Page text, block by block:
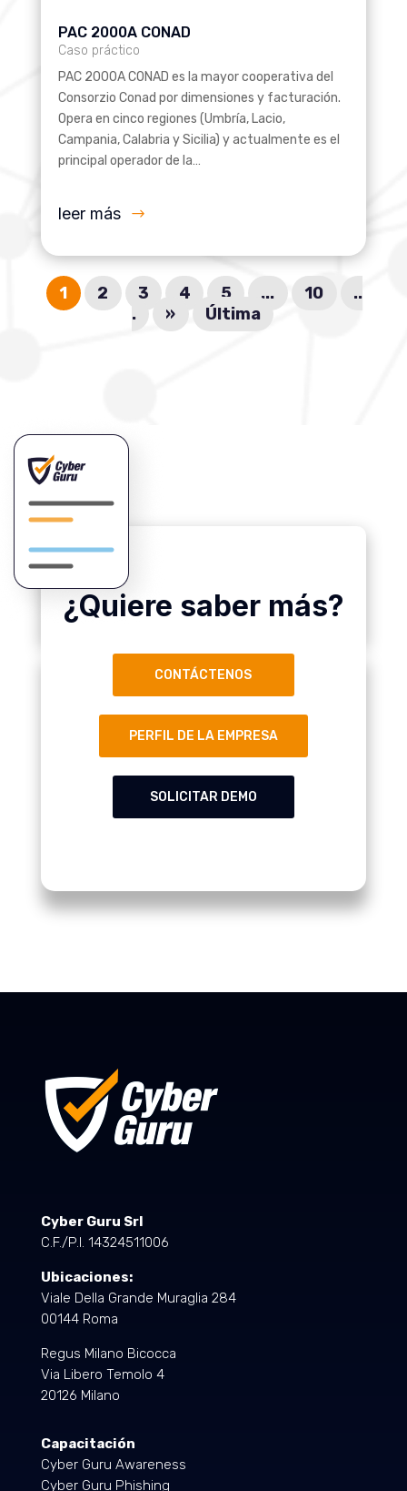
PAC 2000A CONAD
Caso práctico
PAC 2000A CONAD es la mayor cooperativa del
Consorzio Conad por dimensiones y facturación.
Opera en cinco regiones (Umbría, Lacio,
Campania, Calabria y Sicilia) y actualmente es el
principal operador de la…
leer más
1 2 3 4 5 ... 10
..
.
» Última
¿Quiere saber más?
CONTÁCTENOS
PERFIL DE LA EMPRESA
SOLICITAR DEMO
Cyber Guru Srl
C.F./P.I. 14324511006
Ubicaciones:
Viale Della Grande Muraglia 284
00144 Roma
Regus Milano Bicocca
Via Libero Temolo 4
20126 Milano
Capacitación
Cyber Guru Awareness
Cyber Guru Phishing